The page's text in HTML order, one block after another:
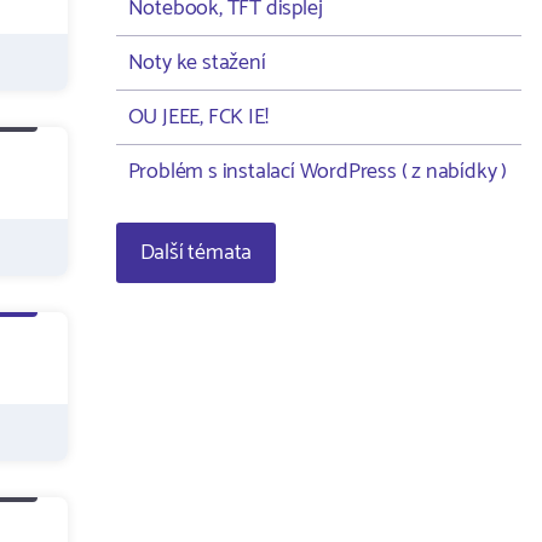
Notebook, TFT displej
Noty ke stažení
OU JEEE, FCK IE!
Problém s instalací WordPress ( z nabídky )
Další témata